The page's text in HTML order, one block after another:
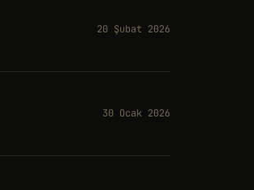
20 Şubat 2026
30 Ocak 2026